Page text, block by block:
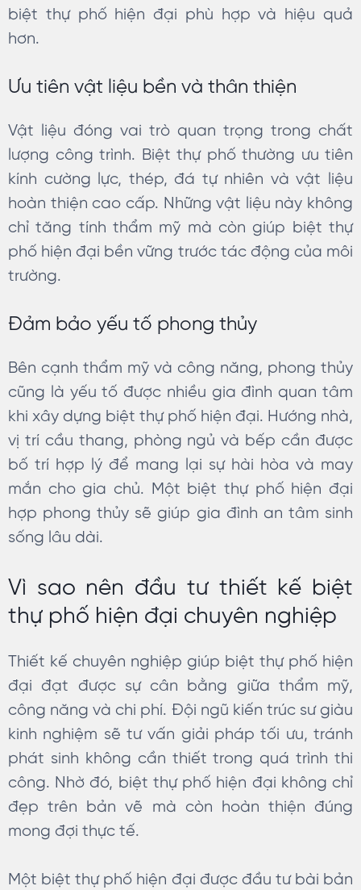
biệt thự phố hiện đại phù hợp và hiệu quả
hơn.
Ưu tiên vật liệu bền và thân thiện
Vật liệu đóng vai trò quan trọng trong chất
lượng công trình. Biệt thự phố thường ưu tiên
kính cường lực, thép, đá tự nhiên và vật liệu
hoàn thiện cao cấp. Những vật liệu này không
chỉ tăng tính thẩm mỹ mà còn giúp biệt thự
phố hiện đại bền vững trước tác động của môi
trường.
Đảm bảo yếu tố phong thủy
Bên cạnh thẩm mỹ và công năng, phong thủy
cũng là yếu tố được nhiều gia đình quan tâm
khi xây dựng biệt thự phố hiện đại. Hướng nhà,
vị trí cầu thang, phòng ngủ và bếp cần được
bố trí hợp lý để mang lại sự hài hòa và may
mắn cho gia chủ. Một biệt thự phố hiện đại
hợp phong thủy sẽ giúp gia đình an tâm sinh
sống lâu dài.
Vì sao nên đầu tư thiết kế biệt
thự phố hiện đại chuyên nghiệp
Thiết kế chuyên nghiệp giúp biệt thự phố hiện
đại đạt được sự cân bằng giữa thẩm mỹ,
công năng và chi phí. Đội ngũ kiến trúc sư giàu
kinh nghiệm sẽ tư vấn giải pháp tối ưu, tránh
phát sinh không cần thiết trong quá trình thi
công. Nhờ đó, biệt thự phố hiện đại không chỉ
đẹp trên bản vẽ mà còn hoàn thiện đúng
mong đợi thực tế.
Một biệt thự phố hiện đại được đầu tư bài bản